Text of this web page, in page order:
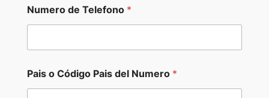
N
o
e
E
m
Numero de Telefono *
Pais o Código Pais del Numero *